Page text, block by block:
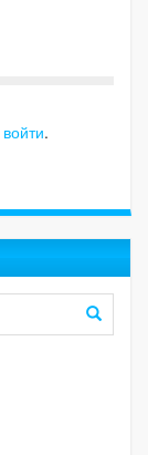
войти.